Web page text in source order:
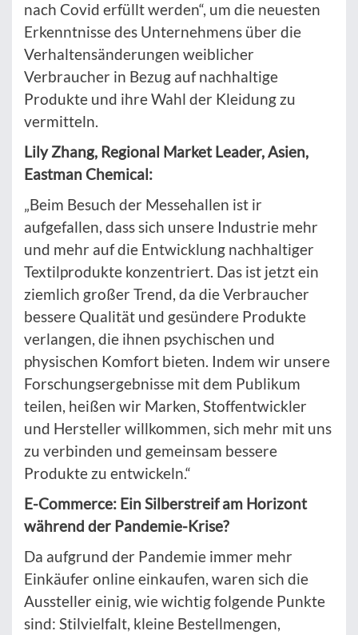
nach Covid erfüllt werden“, um die neuesten
Erkenntnisse des Unternehmens über die
Verhaltensänderungen weiblicher
Verbraucher in Bezug auf nachhaltige
Produkte und ihre Wahl der Kleidung zu
vermitteln.
Lily Zhang, Regional Market Leader, Asien,
Eastman Chemical:
„Beim Besuch der Messehallen ist ir
aufgefallen, dass sich unsere Industrie mehr
und mehr auf die Entwicklung nachhaltiger
Textilprodukte konzentriert. Das ist jetzt ein
ziemlich großer Trend, da die Verbraucher
bessere Qualität und gesündere Produkte
verlangen, die ihnen psychischen und
physischen Komfort bieten. Indem wir unsere
Forschungsergebnisse mit dem Publikum
teilen, heißen wir Marken, Stoffentwickler
und Hersteller willkommen, sich mehr mit uns
zu verbinden und gemeinsam bessere
Produkte zu entwickeln.“
E-Commerce: Ein Silberstreif am Horizont
während der Pandemie-Krise?
Da aufgrund der Pandemie immer mehr
Einkäufer online einkaufen, waren sich die
Aussteller einig, wie wichtig folgende Punkte
sind: Stilvielfalt, kleine Bestellmengen,